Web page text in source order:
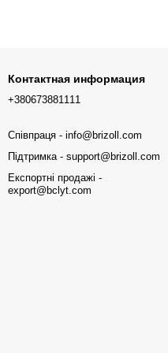
Контактная информация
+380673881111
Співпраця - info@brizoll.com
Підтримка - support@brizoll.com
Експортні продажі -
export@bclyt.com